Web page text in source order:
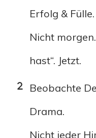
Erfolg & Fülle.
Nicht
hast“. Jetzt.
Beobachte
Drama.
Nicht jeder